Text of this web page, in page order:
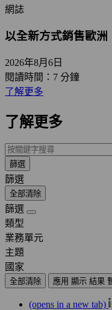
網誌
以全新方式銷售歐
2026年8月6日
閱讀時間：7 分鐘
了解更多
了解更多
篩選
篩選
全部清除
篩選
類型
業務單元
主題
國家
全部清除 應用 顯示 結果
(opens in a new tab)